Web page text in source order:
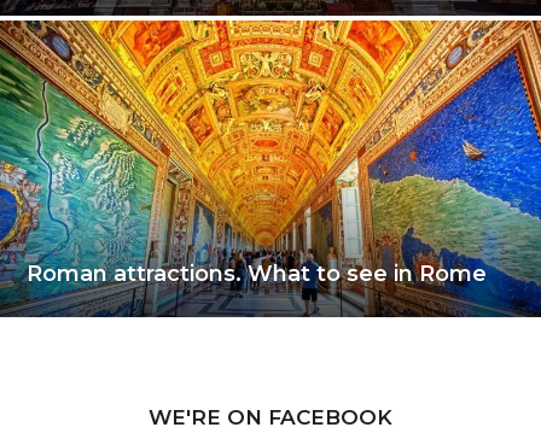
Roman attractions. What to see in Rome
WE'RE ON FACEBOOK